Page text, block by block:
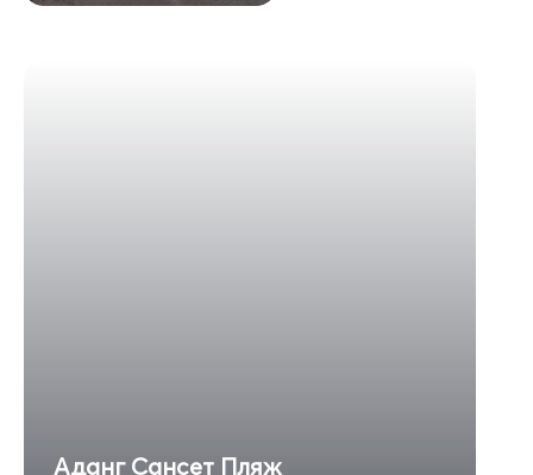
Аданг Сансет Пляж